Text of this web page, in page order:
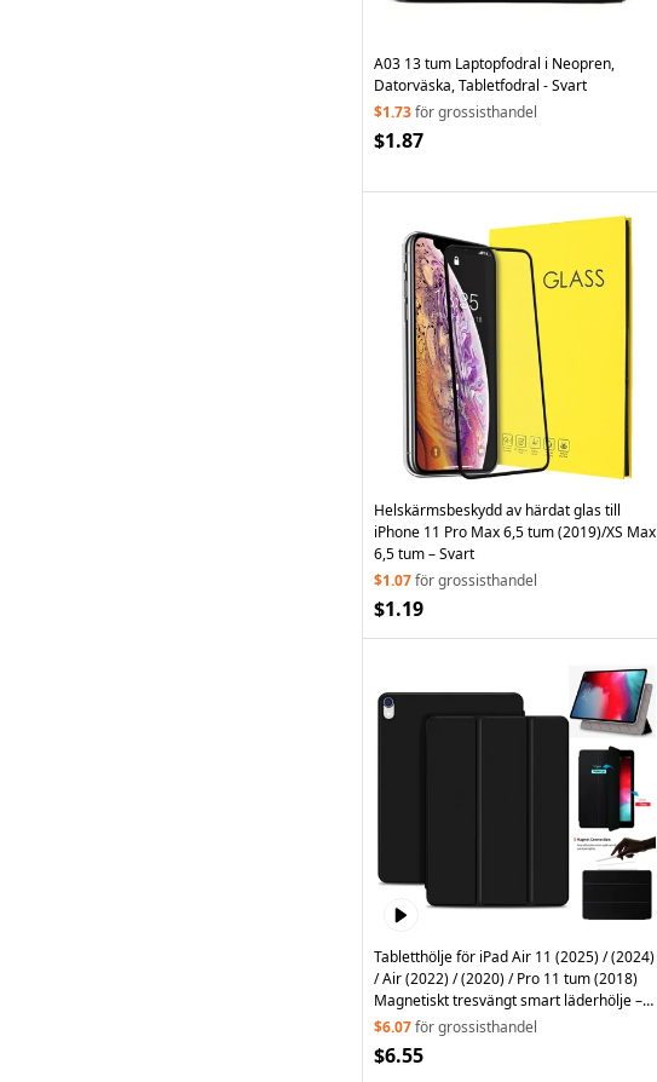
A03 13 tum Laptopfodral i Neopren,
Datorväska, Tabletfodral - Svart
$1.73för grossisthandel
$1.87
Helskärmsbeskydd av härdat glas till
iPhone 11 Pro Max 6,5 tum (2019)/XS Max
6,5 tum – Svart
$1.07för grossisthandel
$1.19
Tabletthölje för iPad Air 11 (2025) / (2024)
/ Air (2022) / (2020) / Pro 11 tum (2018)
Magnetiskt tresvängt smart läderhölje –
Svart
$6.07för grossisthandel
$6.55